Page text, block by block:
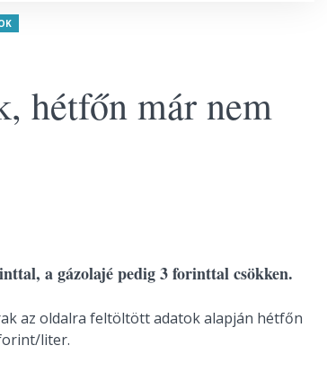
hétfőn már nem
a gázolajé pedig 3 forinttal csökken.
az oldalra feltöltött adatok alapján hétfőn
liter.